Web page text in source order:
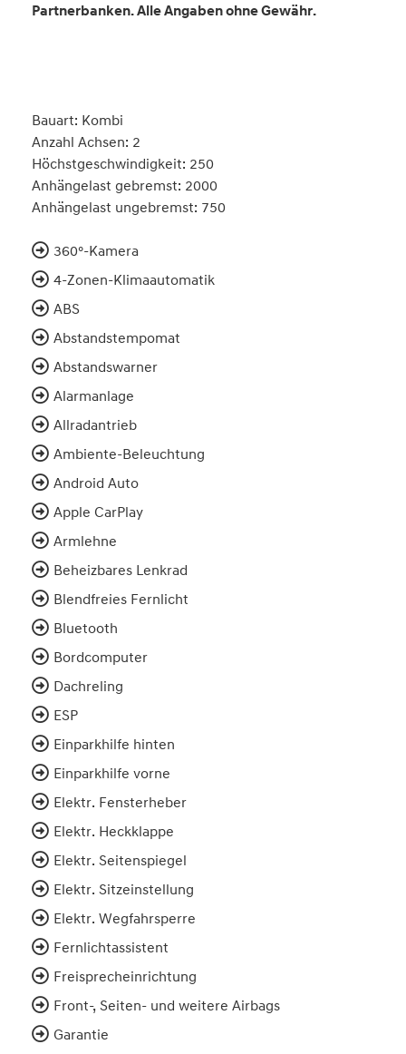
Partnerbanken. Alle Angaben ohne Gewähr.
Bauart: Kombi
Anzahl Achsen: 2
Höchstgeschwindigkeit: 250
Anhängelast gebremst: 2000
Anhängelast ungebremst: 750
360°-Kamera
4-Zonen-Klimaautomatik
ABS
Abstandstempomat
Abstandswarner
Alarmanlage
Allradantrieb
Ambiente-Beleuchtung
Android Auto
Apple CarPlay
Armlehne
Beheizbares Lenkrad
Blendfreies Fernlicht
Bluetooth
Bordcomputer
Dachreling
ESP
Einparkhilfe hinten
Einparkhilfe vorne
Elektr. Fensterheber
Elektr. Heckklappe
Elektr. Seitenspiegel
Elektr. Sitzeinstellung
Elektr. Wegfahrsperre
Fernlichtassistent
Freisprecheinrichtung
Front-, Seiten- und weitere Airbags
Garantie